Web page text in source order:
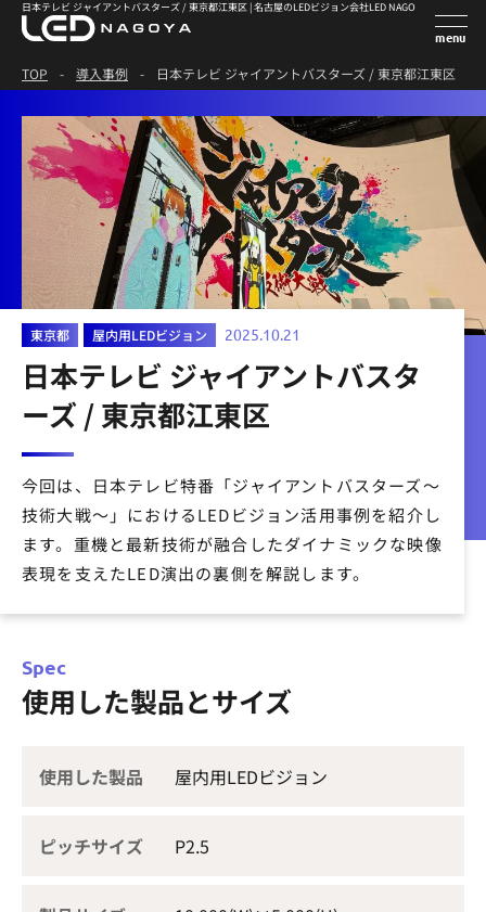
日本テレビ ジャイアントバスターズ / 東京都江東区 | 名古屋のLEDビジョン会社LED NAGOYA
TOP - 導入事例 - 日本テレビ ジャイアントバスターズ / 東京都江東区
東京都 屋内用LEDビジョン 2025.10.21
日本テレビ ジャイアントバスタ
ーズ / 東京都江東区
今回は、日本テレビ特番「ジャイアントバスターズ〜
技術大戦〜」におけるLEDビジョン活用事例を紹介し
ます。重機と最新技術が融合したダイナミックな映像
表現を支えたLED演出の裏側を解説します。
Spec
使用した製品とサイズ
使用した製品 屋内用LEDビジョン
ピッチサイズ P2.5